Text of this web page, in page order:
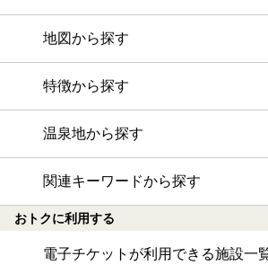
地図から探す
特徴から探す
温泉地から探す
関連キーワードから探す
おトクに利用する
電子チケットが利用できる施設一